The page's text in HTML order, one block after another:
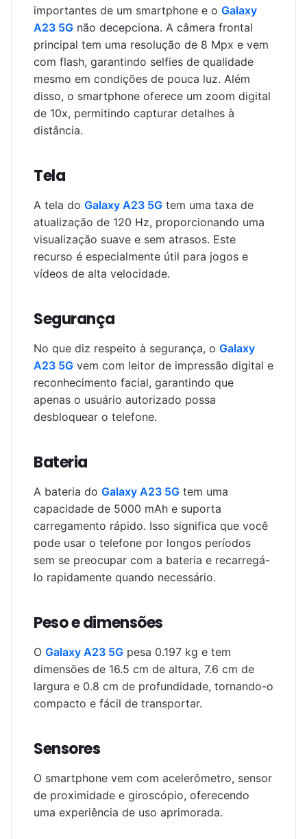
importantes de um smartphone e o Galaxy
A23 5G não decepciona. A câmera frontal
principal tem uma resolução de 8 Mpx e vem
com flash, garantindo selfies de qualidade
mesmo em condições de pouca luz. Além
disso, o smartphone oferece um zoom digital
de 10x, permitindo capturar detalhes à
distância.
Tela
A tela do Galaxy A23 5G tem uma taxa de
atualização de 120 Hz, proporcionando uma
visualização suave e sem atrasos. Este
recurso é especialmente útil para jogos e
vídeos de alta velocidade.
Segurança
No que diz respeito à segurança, o Galaxy
A23 5G vem com leitor de impressão digital e
reconhecimento facial, garantindo que
apenas o usuário autorizado possa
desbloquear o telefone.
Bateria
A bateria do Galaxy A23 5G tem uma
capacidade de 5000 mAh e suporta
carregamento rápido. Isso significa que você
pode usar o telefone por longos períodos
sem se preocupar com a bateria e recarregá-
lo rapidamente quando necessário.
Peso e dimensões
O Galaxy A23 5G pesa 0.197 kg e tem
dimensões de 16.5 cm de altura, 7.6 cm de
largura e 0.8 cm de profundidade, tornando-o
compacto e fácil de transportar.
Sensores
O smartphone vem com acelerômetro, sensor
de proximidade e giroscópio, oferecendo
uma experiência de uso aprimorada.